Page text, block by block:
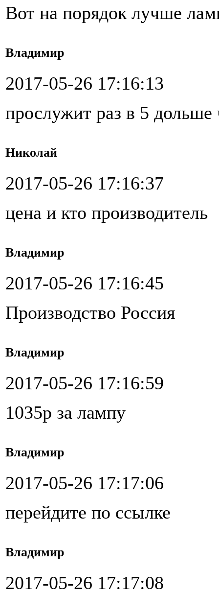
Вот на порядок лучше
Владимир
2017-05-26 17:16:13
прослужит раз в 5 дольше
Николай
2017-05-26 17:16:37
цена и кто производитель
Владимир
2017-05-26 17:16:45
Производство Россия
Владимир
2017-05-26 17:16:59
1035р за лампу
Владимир
2017-05-26 17:17:06
перейдите по ссылке
Владимир
2017-05-26 17:17:08